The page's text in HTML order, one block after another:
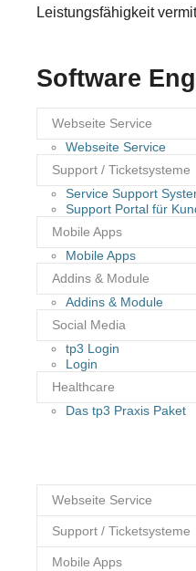
Leistungsfähigkeit
Software
Webseite Service
Webseite Service
Support / Ticketsysteme
Service Support
Support Portal für
Mobile Apps
Mobile Apps
Addins & Module
Addins & Module
Social Media
tp3 Login
Login
Healthcare
Das tp3 Praxis Paket
Webseite Service
Support / Ticketsysteme
Mobile Apps